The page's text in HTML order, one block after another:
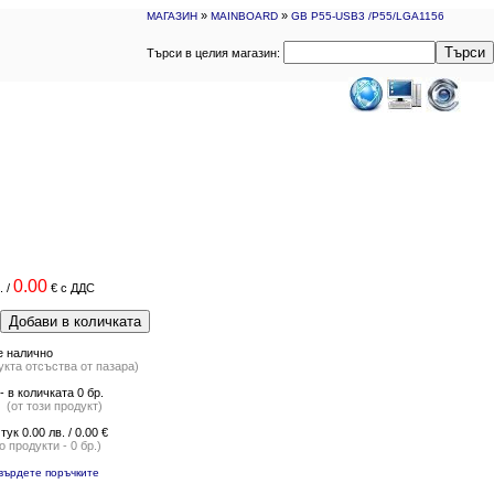
МАГАЗИН » MAINBOARD » GB P55-USB3 /P55/LGA1156
Търси в целия магазин: Търси
/ 0.00 € с ДДС
Добави в количката
налично
отсъства от пазара)
- в количката 0 бр.
(от този продукт)
0.00 лв. / 0.00 €
продукти - 0 бр.)
поръчките